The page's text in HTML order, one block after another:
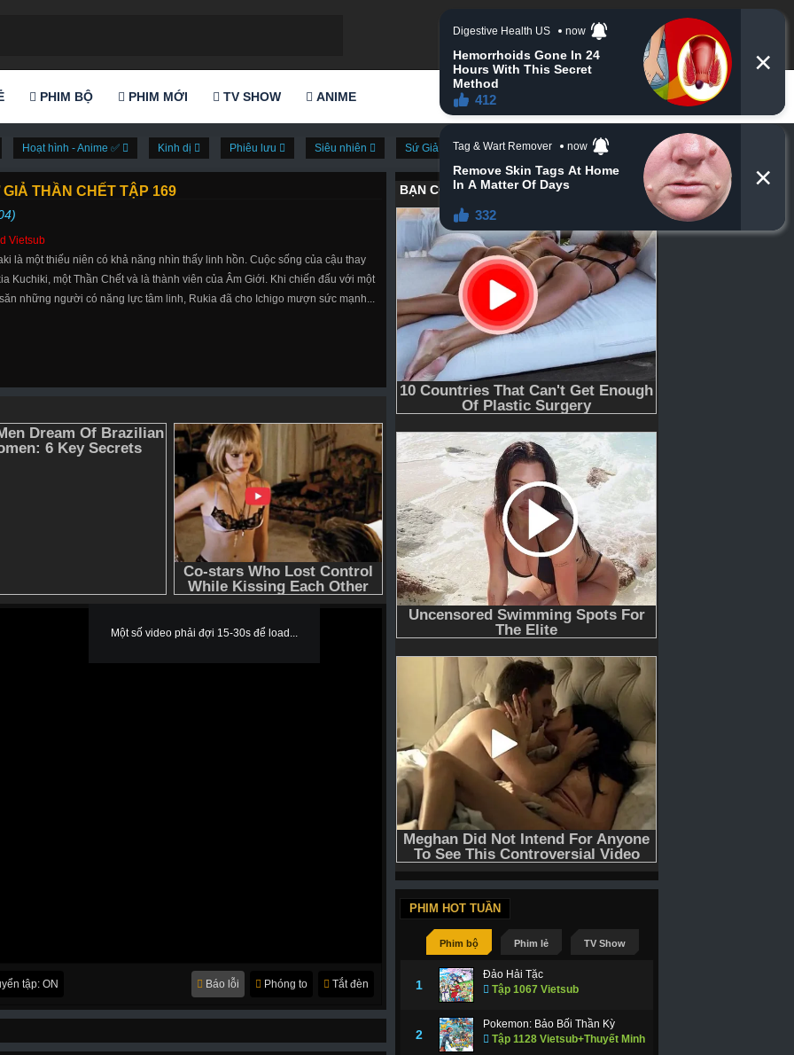
PHIM BỘ PHIM MỚI TV SHOW ANIME
Hoạt hình - Anime ✅ Kinh dị Phiêu lưu Siêu nhiên Sứ Giả Thần Chết
THẦN CHẾT TẬP 169
Vietsub
là một thiếu niên có khả năng nhìn thấy linh hồn. Cuộc sống của cậu thay
Kuchiki, một Thần Chết và là thành viên của Âm Giới. Khi chiến đấu với một
những người có năng lực tâm linh, Rukia đã cho Ichigo mượn sức mạnh...
Một số video phải đợi 15-30s để load...
tập: ON Tắt đèn
Phóng to
Báo lỗi
PHIM HOT TUẦN
Phim bộ Phim lẻ TV Show
1
Đảo Hải Tặc
Tập 1067 Vietsub
2
Pokemon: Bảo Bối Thần Kỳ
Tập 1128 Vietsub+Thuyết Minh